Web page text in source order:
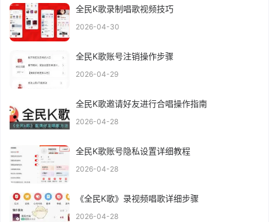
全民K歌录制唱歌视频技巧
2026-04-30
全民K歌账号注销操作步骤
2026-04-29
全民K歌邀请好友进行合唱操作指南
2026-04-28
全民K歌账号隐私设置详细教程
2026-04-28
《全民K歌》录视频唱歌详细步骤
2026-04-28